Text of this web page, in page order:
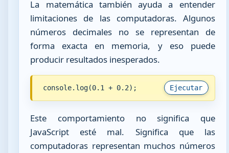
La matemática también ayuda a entender
limitaciones de las computadoras. Algunos
números decimales no se representan de
forma exacta en memoria, y eso puede
producir resultados inesperados.
Ejecutar
console.log(0.1 + 0.2);
Este comportamiento no significa que
JavaScript esté mal. Significa que las
computadoras representan muchos números